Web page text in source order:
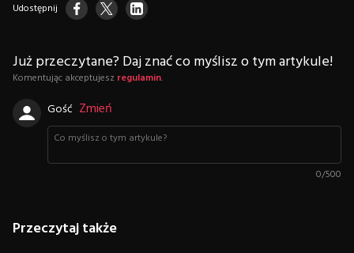
Udostępnij
Już przeczytane? Daj znać co myślisz o tym artykule!
Komentując akceptujesz regulamin.
Gość Zmień
0/500
Przeczytaj także